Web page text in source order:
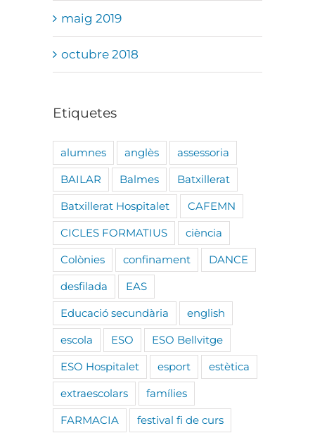
maig 2019
octubre 2018
Etiquetes
alumnes anglès
assessoria
BAILAR
Balmes
Batxillerat
Batxillerat Hospitalet
CAFEMN
CICLES FORMATIUS
ciència
Colònies
confinament
DANCE
desfilada
EAS
Educació secundària
english
escola
ESO
ESO Bellvitge
ESO Hospitalet
esport
estètica
extraescolars
famílies
FARMACIA
festival fi de curs